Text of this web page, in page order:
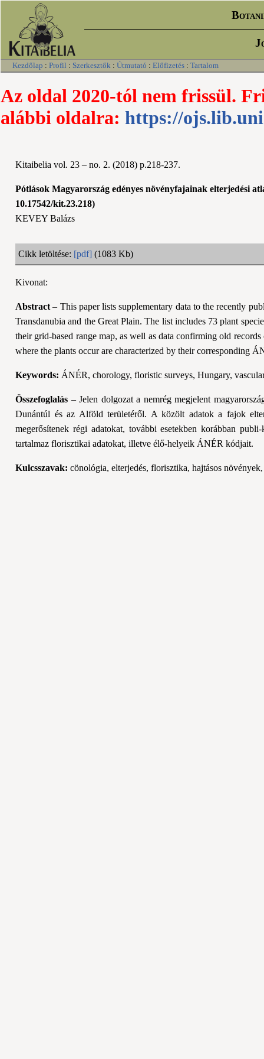
Kezdőlap : Profil : Szerkesztők : Útmutató : Előfizetés : Tartalom
Az oldal 2020-tól nem frissül.
alábbi oldalra: https://
Kitaibelia vol. 23 – no. 2. (2018) p.218-237.
Pótlások Magyarország edényes növényfajainak elterjedési
10.17542/kit.23.218)
KEVEY Balázs
Cikk letöltése: [pdf] (1083 Kb)
Kivonat:
Abstract – This paper lists supplementary data to the recently
Transdanubia and the Great Plain. The list includes 73 plant
their grid-based range map, as well as data confirming old
where the plants occur are characterized by their corresponding
Keywords: ÁNÉR, chorology, floristic surveys, Hungary,
Összefoglalás – Jelen dolgozat a nemrég megjelent
Dunántúl és az Alföld területéről. A közölt adatok a fajok
megerősítenek régi adatokat, további esetekben korábban
tartalmaz florisztikai adatokat, illetve élő-helyeik ÁNÉR kódjait.
Kulcsszavak: cönológia, elterjedés, florisztika, hajtásos